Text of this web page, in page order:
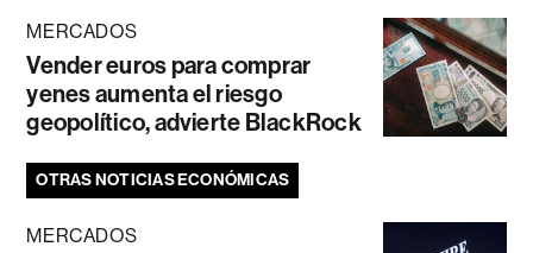
MERCADOS
Vender euros para comprar
yenes aumenta el riesgo
geopolítico, advierte BlackRock
OTRAS NOTICIAS ECONÓMICAS
MERCADOS